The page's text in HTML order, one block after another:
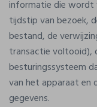
informatie die wordt
tijdstip van bezoek,
bestand, de
transactie voltooid),
besturingssysteem
van het apparaat en
gegevens.